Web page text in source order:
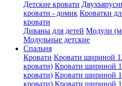
Детские кровати
кровати - домик Кроватки
кровати
Диваны для детей Модули
Модульные детские
Спальня
Кровати Кровати шириной
кровати) Кровати шириной
кровати) Кровати шириной
кровати) Кровати шириной